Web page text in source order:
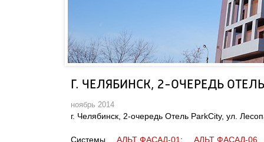
Г. ЧЕЛЯБИНСК, 2-ОЧЕРЕДЬ
ноябрь 2014
г. Челябинск, 2-очередь Отель ParkCity, ул.
Системы АЛЬТ ФАСАД-01 ; АЛЬТ ФАСАД-06